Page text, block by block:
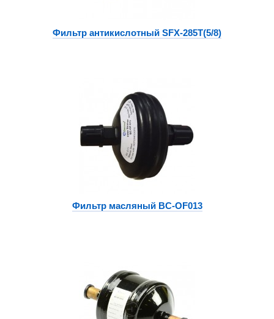
Фильтр антикислотный SFX-285T(5/8)
Фильтр масляный BC-OF013